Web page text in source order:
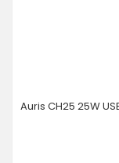
Auris CH25 25W